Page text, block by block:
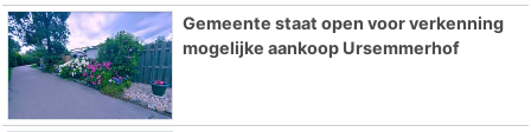
Gemeente staat open voor verkenning
mogelijke aankoop Ursemmerhof